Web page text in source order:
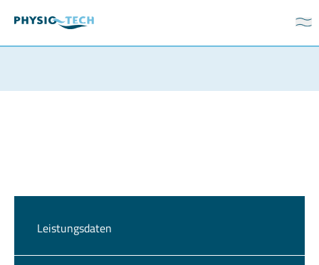
Leistungsdaten